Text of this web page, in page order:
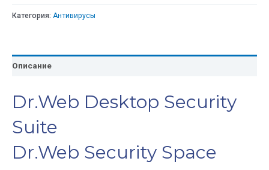
Категория: Антивирусы
Описание
Dr.Web Desktop Security
Suite
Dr.Web Security Space